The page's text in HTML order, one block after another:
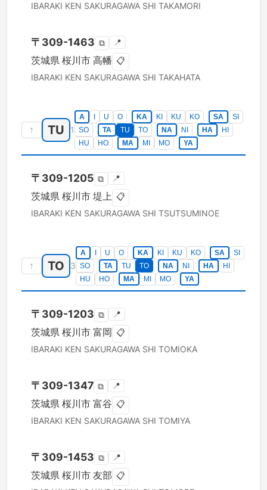
IBARAKI KEN SAKURAGAWA SHI TAKAMORI
〒 309-1463 ⧉ 📍
茨城県 桜川市 高幡 📋
IBARAKI KEN SAKURAGAWA SHI TAKAHATA
↑ TU 1
A U O KA KI KU KO SA
SI
SO
TA TU TO NA NI HA
HI
HU
HO MA MI MO YA
〒 309-1205 ⧉ 📍
茨城県 桜川市 堤上 📋
IBARAKI KEN SAKURAGAWA SHI TSUTSUMINOE
↑ TO 3
A U O KA KI KU KO SA
SI
SO
TA TU TO NA NI HA
HI
HU
HO MA MI MO YA
〒 309-1203 ⧉ 📍
茨城県 桜川市 富岡 📋
IBARAKI KEN SAKURAGAWA SHI TOMIOKA
〒 309-1347 ⧉ 📍
茨城県 桜川市 富谷 📋
IBARAKI KEN SAKURAGAWA SHI TOMIYA
〒 309-1453 ⧉ 📍
茨城県 桜川市 友部 📋